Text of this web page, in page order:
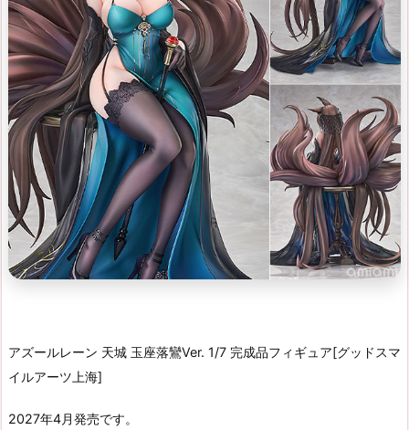
アズールレーン 天城 玉座落鸞Ver. 1/7 完成品フィギュア[グッドスマ
イルアーツ上海]
2027年4月発売です。